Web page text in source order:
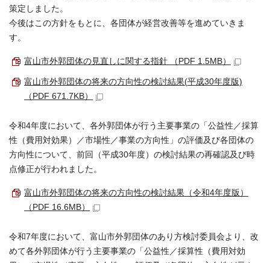
策定しました。
今後はこの方針をもとに、各団体が経営改善等を進めていきま
す。
富山市外郭団体の見直しに関する指針 （PDF 1.5MB）
富山市外郭団体の将来の方向性の検討結果(平成30年度版)
（PDF 671.7KB）
令和4年度において、各外郭団体が行う主要事業の「公益性／採算
性（費用対効果）／市場性／事業の方向性」の評価及び各団体の
方向性について、前回（平成30年度）の検討結果の再確認及び時
点修正が行われました。
富山市外郭団体の将来の方向性の検討結果（令和4年度版）
（PDF 16.6MB）
令和7年度において、富山市外郭団体のあり方検討委員会より、改
めて各外郭団体が行う主要事業の「公益性／採算性（費用対効